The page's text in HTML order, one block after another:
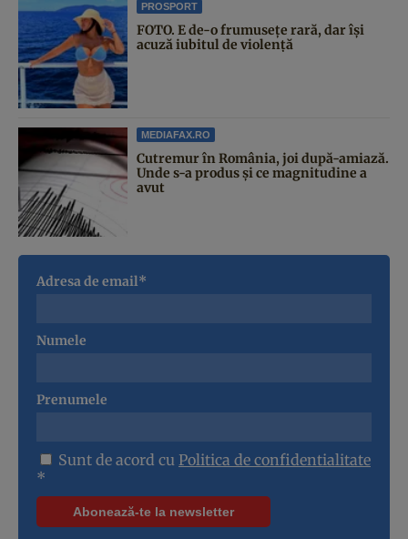
PROSPORT
FOTO. E de-o frumusețe rară, dar își
acuză iubitul de violență
MEDIAFAX.RO
Cutremur în România, joi după-amiază.
Unde s-a produs și ce magnitudine a
avut
Adresa de email*
Numele
Prenumele
Sunt de acord cu Politica de confidentialitate
*